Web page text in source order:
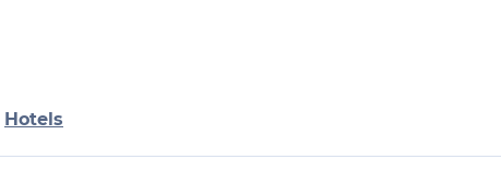
Hotels